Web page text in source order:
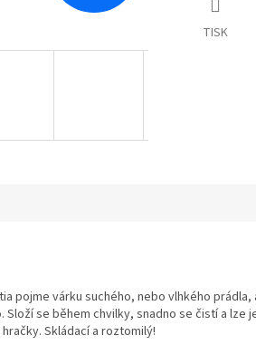
TISK
pojme várku suchého, nebo vlhkého prádla,
se během chvilky, snadno se čistí a lze
Skládací a roztomilý!